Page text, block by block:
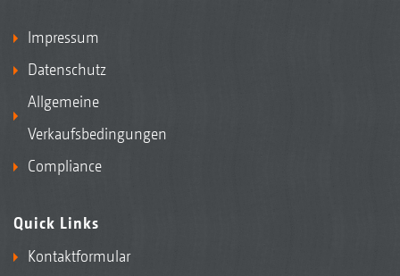
Impressum
Datenschutz
Allgemeine
Verkaufsbedingungen
Compliance
Quick Links
Kontaktformular